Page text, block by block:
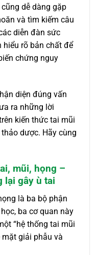
dễ dàng gặp
và tìm kiếm câu
diễn đàn sức
hiểu rõ bản chất để
chứng nguy
diện đúng vấn
ra những lời
kiến thức tai mũi
dược. Hãy cùng
mũi, họng –
lại gây ù tai
là ba bộ phận
ba cơ quan này
“hệ thống tai mũi
mặt giải phẫu và